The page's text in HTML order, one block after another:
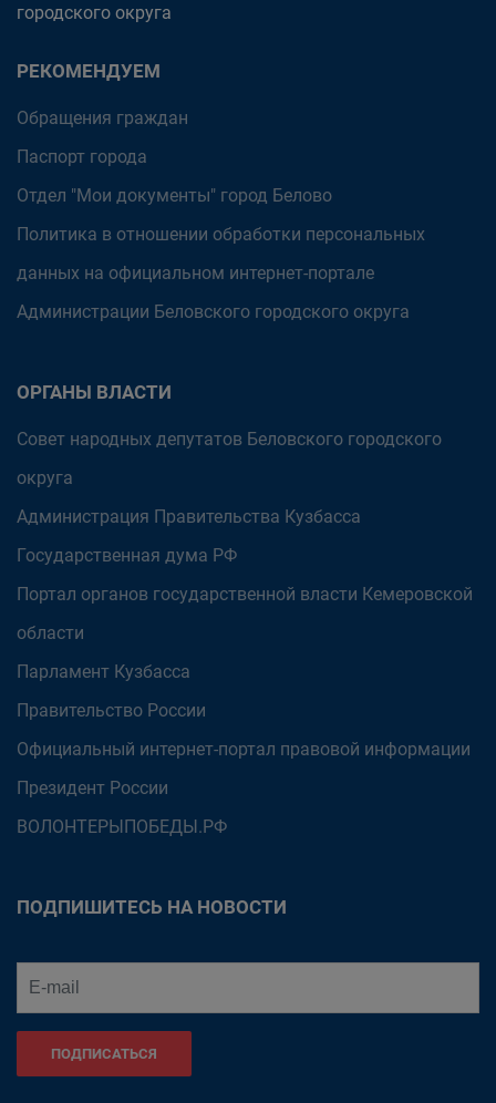
городского округа
РЕКОМЕНДУЕМ
Обращения граждан
Паспорт города
Отдел "Мои документы" город Белово
Политика в отношении обработки персональных
данных на официальном интернет-портале
Администрации Беловского городского округа
ОРГАНЫ ВЛАСТИ
Совет народных депутатов Беловского городского
округа
Администрация Правительства Кузбасса
Государственная дума РФ
Портал органов государственной власти Кемеровской
области
Парламент Кузбасса
Правительство России
Официальный интернет-портал правовой информации
Президент России
ВОЛОНТЕРЫПОБЕДЫ.РФ
ПОДПИШИТЕСЬ НА НОВОСТИ
ПОДПИСАТЬСЯ